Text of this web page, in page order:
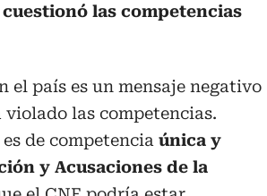
las competencias
el país es un mensaje negativo
las competencias.
de competencia única y
y Acusaciones de la